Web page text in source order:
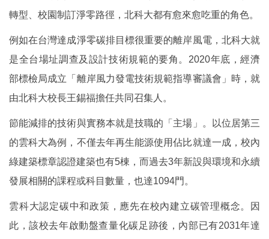
轉型、校園制訂淨零路徑，北科大都有愈來愈吃重的角色。
例如在台灣達成淨零碳排目標很重要的離岸風電，北科大就
是全台場址調查及設計技術規範的要角。2020年底，經濟
部標檢局成立「離岸風力發電技術規範指導審議會」時，就
由北科大校長王錫福擔任共同召集人。
節能減排的技術與實務本就是技職的「主場」。以位居第三
的雲科大為例，不僅去年再生能源使用佔比就達一成，校內
綠建築標章認證建築也有5棟，而過去3年新設與環境和永續
發展相關的課程或科目數量，也達1094門。
雲科大認定碳中和政策，應先在校內建立碳管理概念。因
此，該校去年啟動盤查量化碳足跡後，內部已有2031年達